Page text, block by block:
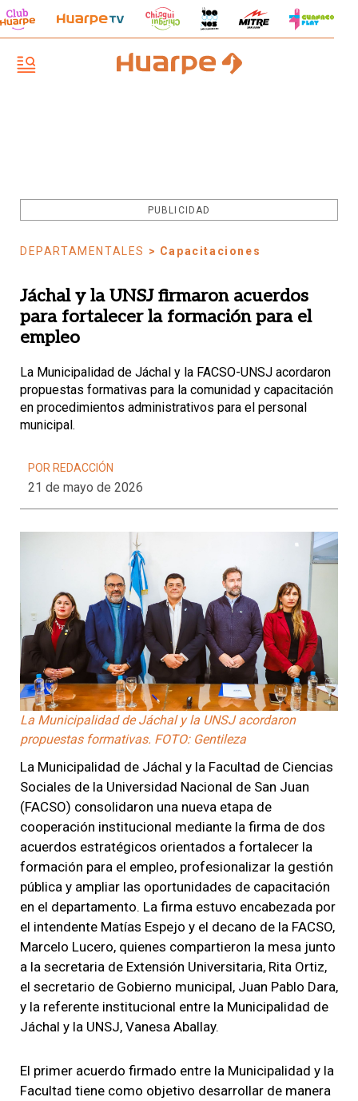
PUBLICIDAD
DEPARTAMENTALES > Capacitaciones
Jáchal y la UNSJ firmaron acuerdos
para fortalecer la formación para el
empleo
La Municipalidad de Jáchal y la FACSO-UNSJ acordaron
propuestas formativas para la comunidad y capacitación
en procedimientos administrativos para el personal
municipal.
POR REDACCIÓN
21 de mayo de 2026
La Municipalidad de Jáchal y la UNSJ acordaron
propuestas formativas. FOTO: Gentileza
La Municipalidad de Jáchal y la Facultad de Ciencias
Sociales de la Universidad Nacional de San Juan
(FACSO) consolidaron una nueva etapa de
cooperación institucional mediante la firma de dos
acuerdos estratégicos orientados a fortalecer la
formación para el empleo, profesionalizar la gestión
pública y ampliar las oportunidades de capacitación
en el departamento. La firma estuvo encabezada por
el intendente Matías Espejo y el decano de la FACSO,
Marcelo Lucero, quienes compartieron la mesa junto
a la secretaria de Extensión Universitaria, Rita Ortiz,
el secretario de Gobierno municipal, Juan Pablo Dara,
y la referente institucional entre la Municipalidad de
Jáchal y la UNSJ, Vanesa Aballay.
El primer acuerdo firmado entre la Municipalidad y la
Facultad tiene como objetivo desarrollar de manera